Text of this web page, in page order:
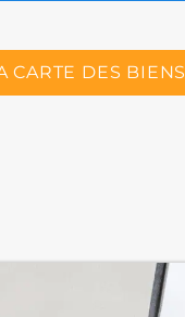
CARTE DES BIENS